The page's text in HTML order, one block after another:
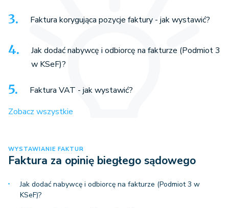
Faktura korygująca pozycje faktury - jak wystawić?
Jak dodać nabywcę i odbiorcę na fakturze (Podmiot 3
w KSeF)?
Faktura VAT - jak wystawić?
Zobacz wszystkie
WYSTAWIANIE FAKTUR
Faktura za opinię biegłego sądowego
Jak dodać nabywcę i odbiorcę na fakturze (Podmiot 3 w
KSeF)?